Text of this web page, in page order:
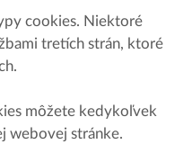
cookies. Niektoré
tretích strán, ktoré
môžete kedykoľvek
webovej stránke.